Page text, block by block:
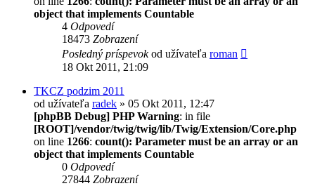
object that implements Countable
4 Odpovedí
18473 Zobrazení
Posledný príspevokod užívateľa roman
18 Okt 2011, 21:09
TKCZ podzim 2011
od užívateľa radek » 05 Okt 2011, 12:47
[phpBB Debug] PHP Warning: in file
[ROOT]/vendor/twig/twig/lib/Twig/Extension/Core.php
on line 1266: count(): Parameter must be an array or an
object that implements Countable
0 Odpovedí
27844 Zobrazení